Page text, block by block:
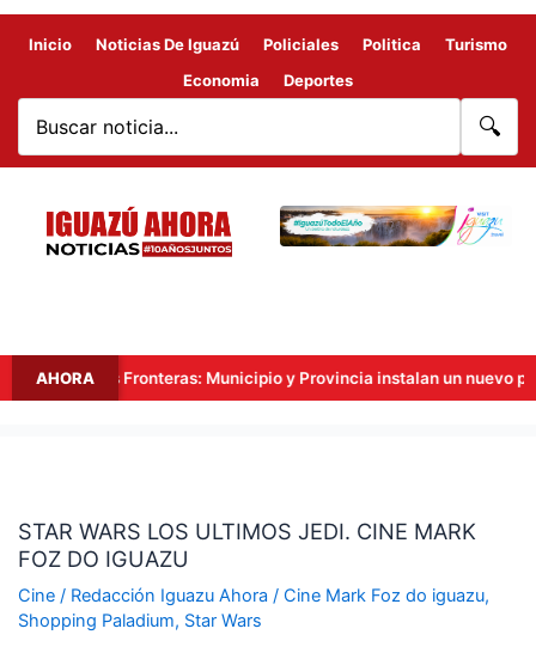
Inicio Noticias De Iguazú Policiales Politica
Turismo
Economia
Deportes
🔍
AHORA
Hito Tres Fronteras: Municipio y Provincia instalan un nuevo
STAR WARS LOS ULTIMOS JEDI. CINE MARK
FOZ DO IGUAZU
Cine/ Redacción Iguazu Ahora / Cine Mark Foz do iguazu,
Shopping Paladium, Star Wars
LOS
ULTIMOS
JEDI.
CINE